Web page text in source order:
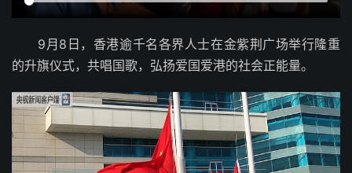
9月8日，香港逾千名各界人士在金紫荆广场举行隆重
的升旗仪式，共唱国歌，弘扬爱国爱港的社会正能量。